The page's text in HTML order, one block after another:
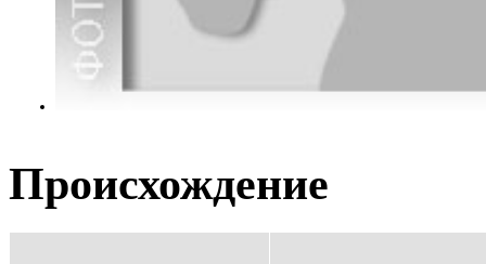
Происхождение